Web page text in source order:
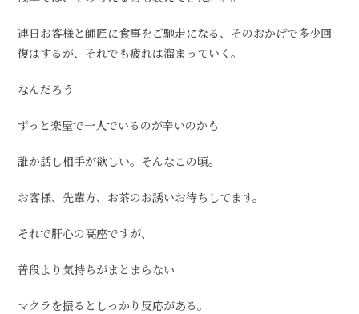
連日お客様と師匠に食事をご馳走になる、そのおかげで多少回
復はするが、それでも疲れは溜まっていく。
なんだろう
ずっと楽屋で一人でいるのが辛いのかも
誰か話し相手が欲しい。そんなこの頃。
お客様、先輩方、お茶のお誘いお待ちしてます。
それで肝心の高座ですが、
普段より気持ちがまとまらない
マクラを振るとしっかり反応がある。